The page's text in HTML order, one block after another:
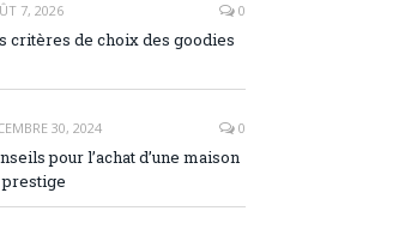
7, 2026 0
critères de choix des goodies
30, 2024 0
pour l’achat d’une maison